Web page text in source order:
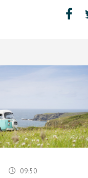
09:50